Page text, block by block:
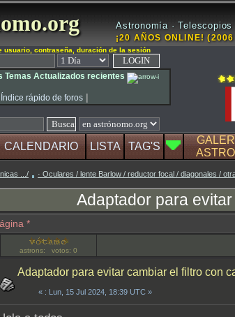
Astronomía ·
¡20 AÑOS ONLINE!
usuario, contraseña, duración de la sesión
Temas Actualizados recientes
Índice rápido de foros |
CALENDARIO LISTA TAG'S
.../ · Oculares / lente Barlow / reductor focal / diagonales /
Adaptador para
*
astrons: votos: 0
Adaptador para evitar cambiar el filtro con
« : Lun, 15 Jul 2024, 18:39 UTC »